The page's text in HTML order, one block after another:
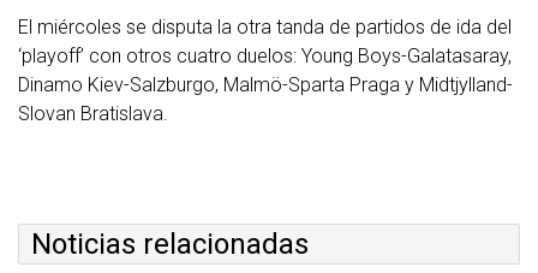
El miércoles se disputa la otra tanda de partidos de ida del
‘playoff’ con otros cuatro duelos: Young Boys-Galatasaray,
Dinamo Kiev-Salzburgo, Malmö-Sparta Praga y Midtjylland-
Slovan Bratislava.
Noticias relacionadas